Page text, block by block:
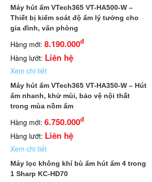
Máy hút ẩm VTech365 VT-HA500-W –
Thiết bị kiểm soát độ ẩm lý tưởng cho
gia đình, văn phòng
Hàng mới: 8.190.000đ
Hàng lướt: Liên hệ
Xem chi tiết
Máy hút ẩm VTech365 VT-HA350-W – Hút
ẩm nhanh, khử mùi, bảo vệ nội thất
trong mùa nồm ẩm
Hàng mới: 6.750.000đ
Hàng lướt: Liên hệ
Xem chi tiết
Máy lọc không khí bù ẩm hút ẩm 4 trong
1 Sharp KC-HD70